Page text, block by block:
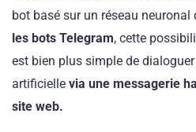
bot basé sur un réseau
les bots Telegram, cette
est bien plus simple de
artificielle via une messagerie
site web.